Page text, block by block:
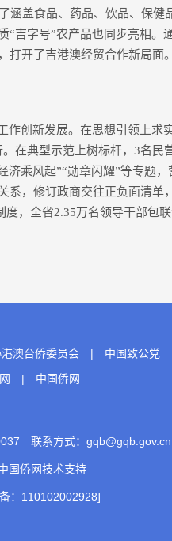
涵盖食品、药品、饮品、保健
吉字号”农产品也同步亮相。
开了吉港澳经贸合作新局面。
创新发展。在思想引领上求
在典型示范上树标杆，3名民
乘风起”“勋章闪耀”等专题，
系，修订政商交往正负面清单
，全省2.35万名领导干部包联
澳台侨委员会 | 中国致公党
| 中国侨网
联系方式：gqb@gqb.gov.cn
国侨网技术支持
：110102002928]